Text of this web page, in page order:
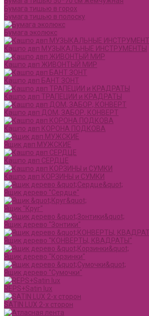
Бумага тишью в горох
Бумага тишью в полоску
Бумага эколюкс
Кашпо двп МУЗЫКАЛЬНЫЕ ИНСТРУМЕНТЫ
Кашпо двп ЖИВОНТЫЙ МИР
Кашпо двп БАНТ ЗОНТ
Кашпо двп ТРАПЕЦИИ и КРАДРАТЫ
Кашпо двп ДОМ, ЗАБОР, КОНВЕРТ
Кашпо двп КОРОНА ПОДКОВА
Ящик двп МУЖСКИЕ
Кашпо двп СЕРДЦЕ
Кашпо двп КОРЗИНЫ и СУМКИ
Ящик дерево "Сердце"
Ящик "Круг"
Ящик дерево "Зонтики"
Ящик дерево "КОНВЕРТЫ, КВАДРАТЫ"
Ящик дерево "Корзинки"
Ящик дерево "Сумочки"
REPS+Satin lux
SATIN LUX 2-х сторон